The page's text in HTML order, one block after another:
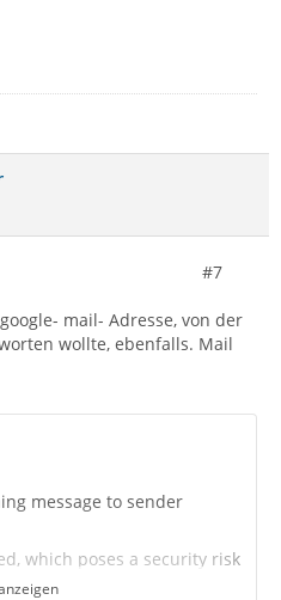
#7
mail- Adresse, von der
wollte, ebenfalls. Mail
message to sender
which poses a security risk